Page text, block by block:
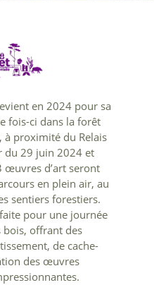
en 2024 pour sa
fois-ci dans la forêt
à proximité du Relais
du 29 juin 2024 et
œuvres d’art seront
en plein air, au
sentiers forestiers.
pour une journée
bois, offrant des
de cache-
des œuvres